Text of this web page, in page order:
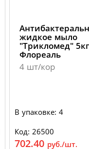
жидкое мыло
"Трикломед" 5кг
Флореаль
4 шт/кор
В упаковке: 4
Код: 26500
702.40 руб./шт.